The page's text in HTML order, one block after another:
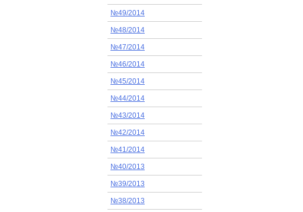
№49/2014
№48/2014
№47/2014
№46/2014
№45/2014
№44/2014
№43/2014
№42/2014
№41/2014
№40/2013
№39/2013
№38/2013